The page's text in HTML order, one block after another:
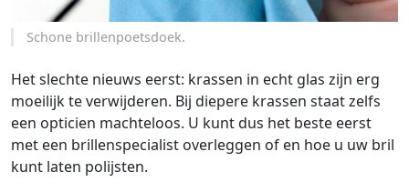
Schone brillenpoetsdoek.
Het slechte nieuws eerst: krassen in echt glas zijn erg
moeilijk te verwijderen. Bij diepere krassen staat zelfs
een opticien machteloos. U kunt dus het beste eerst
met een brillenspecialist overleggen of en hoe u uw bril
kunt laten polijsten.